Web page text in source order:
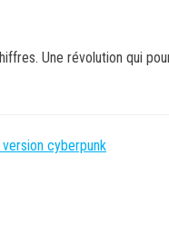
Une révolution qui
cyberpunk